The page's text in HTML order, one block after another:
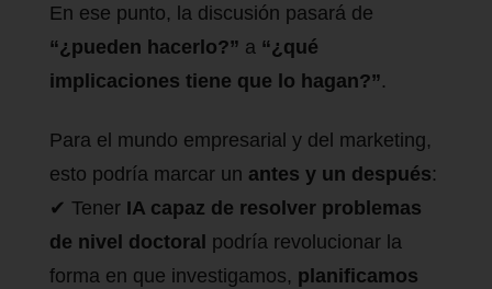
En ese punto, la discusión pasará de
“¿pueden hacerlo?” a “¿qué
implicaciones tiene que lo hagan?”.
Para el mundo empresarial y del marketing,
esto podría marcar un antes y un después:
✔ Tener IA capaz de resolver problemas
de nivel doctoral podría revolucionar la
forma en que investigamos, planificamos